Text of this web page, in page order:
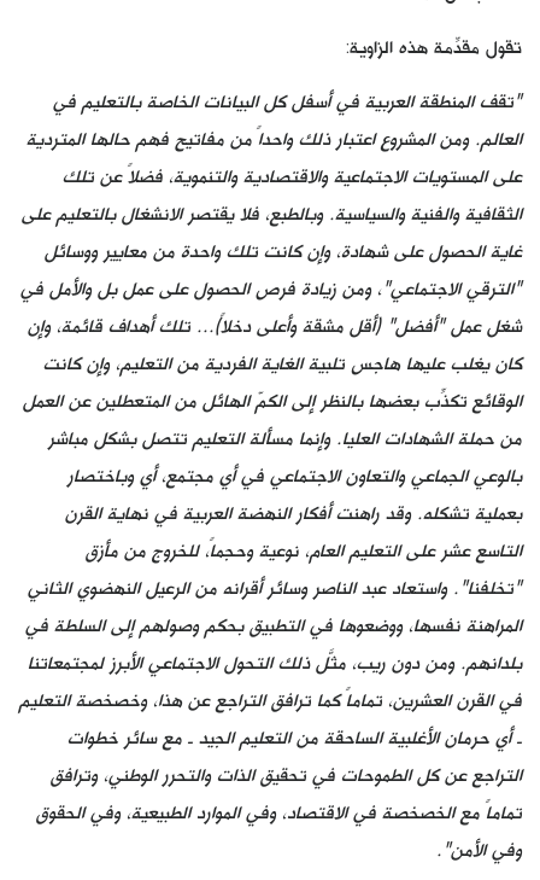
تقول مقدِّمة هذه الزاوية:
"تقف المنطقة العربية في أسفل كل البيانات الخاصة بالتعليم في
العالم. ومن المشروع اعتبار ذلك واحداً من مفاتيح فهم حالها المتردية
على المستويات الاجتماعية والاقتصادية والتنموية، فضلاً عن تلك
الثقافية والفنية والسياسية. وبالطبع، فلا يقتصر الانشغال بالتعليم على
غاية الحصول على شهادة، وإن كانت تلك واحدة من معايير ووسائل
"الترقي الاجتماعي"، ومن زيادة فرص الحصول على عمل بل والأمل في
شغل عمل "أفضل" (أقل مشقة وأعلى دخلاً)... تلك أهداف قائمة، وإن
كان يغلب عليها هاجس تلبية الغاية الفردية من التعليم، وإن كانت
الوقائع تكذِّب بعضها بالنظر إلى الكمّ الهائل من المتعطلين عن العمل
من حملة الشهادات العليا. وإنما مسألة التعليم تتصل بشكل مباشر
بالوعي الجماعي والتعاون الاجتماعي في أي مجتمع، أي وباختصار
بعملية تشكله. وقد راهنت أفكار النهضة العربية في نهاية القرن
التاسع عشر على التعليم العام، نوعية وحجماً، للخروج من مأزق
"تخلفنا". واستعاد عبد الناصر وسائر أقرانه من الرعيل النهضوي الثاني
المراهنة نفسها، ووضعوها في التطبيق بحكم وصولهم إلى السلطة في
بلدانهم. ومن دون ريب، مثَّل ذلك التحول الاجتماعي الأبرز لمجتمعاتنا
في القرن العشرين، تماماً كما ترافق التراجع عن هذا، وخصخصة التعليم
ـ أي حرمان الأغلبية الساحقة من التعليم الجيد ـ مع سائر خطوات
التراجع عن كل الطموحات في تحقيق الذات والتحرر الوطني، وترافق
تماماً مع الخصخصة في الاقتصاد، وفي الموارد الطبيعية، وفي الحقوق
وفي الأمن".